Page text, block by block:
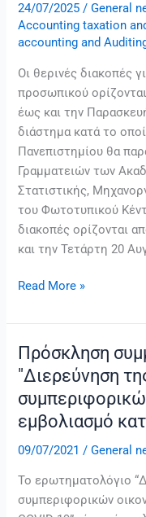
24/07/2025/General
Accounting taxation
accounting and
Οι θερινές διακοπές
προσωπικού
έως και την
διάστημα κατά το
Πανεπιστημίου θα
Γραμματειών των
Στατιστικής,
του Φωτοτυπικού
διακοπές ορίζονται
και την Τετάρτη 20
το
θερινό
λειτουργίας
Read More »
Πρόσκληση
"Διερεύνηση
εμβολιασμό
09/07/2021/General
Το ερωτηματολόγιο
συμπεριφορικών
Πρόσκληση
συμμετοχής
έρευνα:
"Διερεύνηση
της
των
συμπεριφορικών